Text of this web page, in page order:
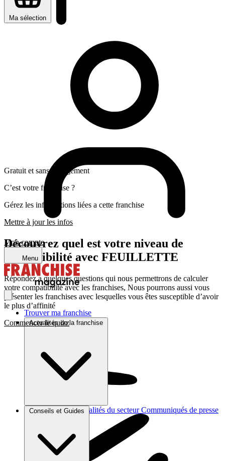
Ma sélection
Mon compte
Menu
Trouver ma franchise
Actualités de la franchise
Brèves et actus Actualités du secteur Communiqués de presse
Conseils et Guides
Gratuit et sans engagement
C’est votre franchise ?
Gérez les informations liées a cette franchise
Mettre à jour les infos
Découvrez quel est votre niveau de
compatibilité avec FEUILLETTE
Répondez a quelques questions qui nous permettrons de calculer
votre compatibilité avec les franchises, Nous pourrons aussi vous
présenter les franchises avec lesquelles vous êtes susceptible d’avoir
le plus d’affinité
Commencer le quizz